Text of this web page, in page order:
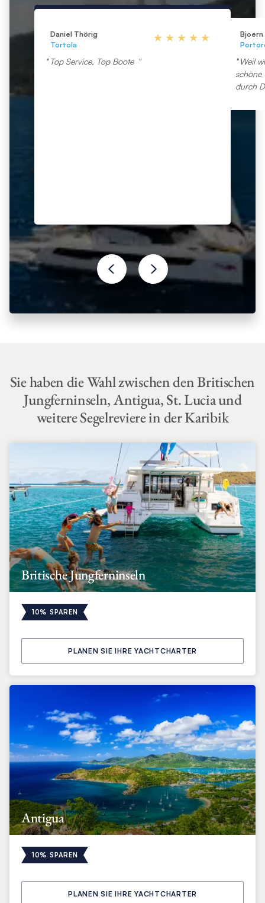
Daniel Thörig
Tortola
Top Service, Top Boote
Bjoern
Weil
schöne
durch
Sie haben die Wahl zwischen den Britischen
Jungferninseln, Antigua, St. Lucia und
weitere Segelreviere in der Karibik
Britische Jungferninseln
10% SPAREN
PLANEN SIE IHRE YACHTCHARTER
Antigua
10% SPAREN
PLANEN SIE IHRE YACHTCHARTER